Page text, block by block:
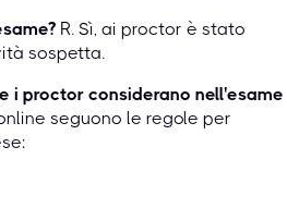
R. Sì, ai proctor è stato
sospetta.
i proctor considerano nell'esame
seguono le regole per